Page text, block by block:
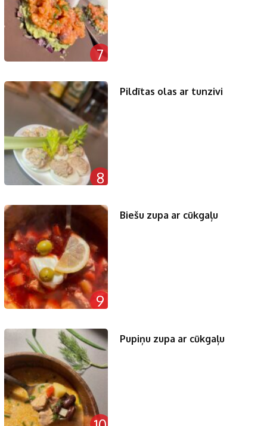
7
8
Pildītas olas ar tunzivi
9
Biešu zupa ar cūkgaļu
Pupiņu zupa ar cūkgaļu